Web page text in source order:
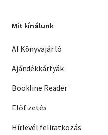
Mit kínálunk
AI Könyvajánló
Ajándékkártyák
Bookline Reader
Előfizetés
Hírlevél feliratkozás